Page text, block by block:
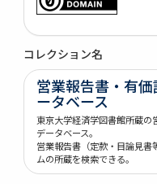
コレクション名
営業報告書・有
ータベース
東京大学経済学図書館所蔵の
データベース。
営業報告書（定款・目論見
ムの所蔵を検索できる。